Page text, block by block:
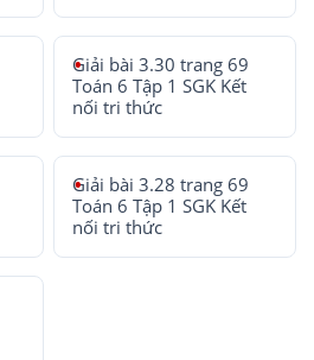
Giải bài 3.30 trang 69
Toán 6 Tập 1 SGK Kết
nối tri thức
Giải bài 3.28 trang 69
Toán 6 Tập 1 SGK Kết
nối tri thức